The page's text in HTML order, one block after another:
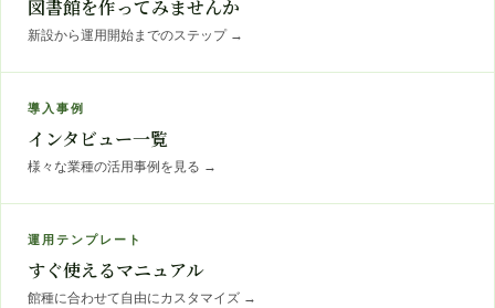
図書館を作ってみませんか
新設から運用開始までのステップ →
導入事例
インタビュー一覧
様々な業種の活用事例を見る →
運用テンプレート
すぐ使えるマニュアル
館種に合わせて自由にカスタマイズ →